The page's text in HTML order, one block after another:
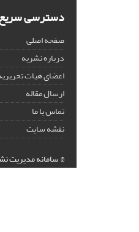
دسترسی
صفحه اصلی
درباره نشریه
اعضای هیات
ارسال مقاله
تماس با ما
نقشه سایت
© سامانه مدیریت